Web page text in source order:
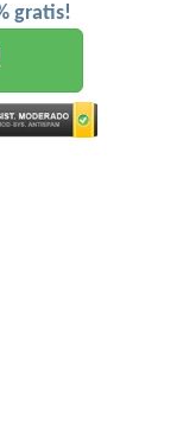
gratis!